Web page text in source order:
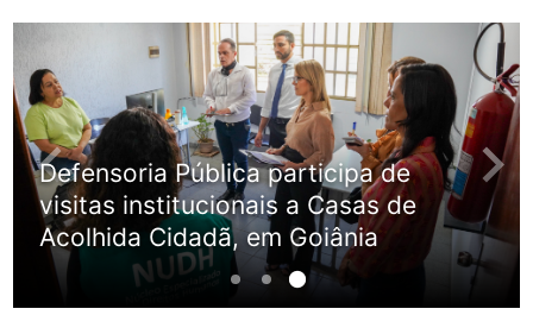
Defensoria Pública participa de
visitas institucionais a Casas de
Acolhida Cidadã, em Goiânia
Notícia Anterior